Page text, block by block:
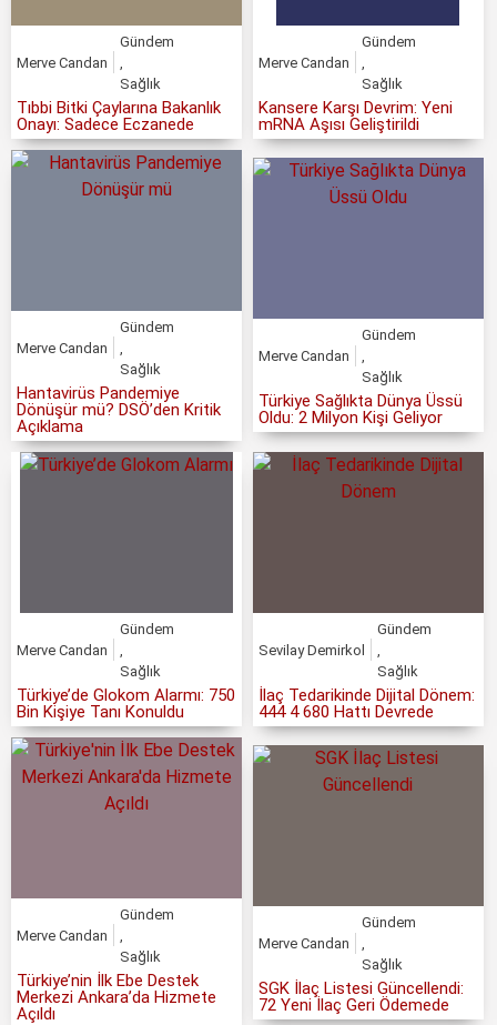
Merve Candan
Gündem
Sağlık
Tıbbi Bitki Çaylarına Bakanlık
Onayı: Sadece Eczanede
Merve Candan
Gündem
Sağlık
Kansere Karşı Devrim: Yeni
mRNA Aşısı Geliştirildi
Merve Candan
Gündem
Sağlık
Hantavirüs Pandemiye
Dönüşür mü? DSÖ’den Kritik
Açıklama
Merve Candan
Gündem
,
Sağlık
Türkiye Sağlıkta Dünya Üssü
Oldu: 2 Milyon Kişi Geliyor
Merve Candan
Gündem
Sağlık
Türkiye’de Glokom Alarmı: 750
Bin Kişiye Tanı Konuldu
Sevilay Demirkol
Gündem
Sağlık
İlaç Tedarikinde Dijital Dönem:
444 4 680 Hattı Devrede
Merve Candan
Gündem
Sağlık
Türkiye’nin İlk Ebe Destek
Merkezi Ankara’da Hizmete
Açıldı
Merve Candan
Gündem
,
Sağlık
SGK İlaç Listesi Güncellendi:
72 Yeni İlaç Geri Ödemede